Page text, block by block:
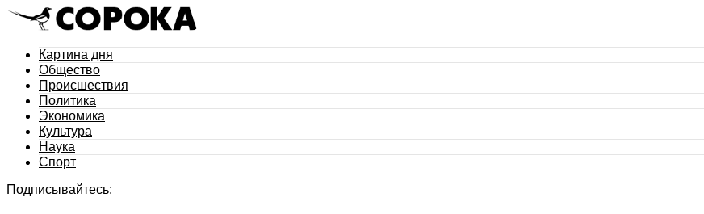
Картина дня
Общество
Происшествия
Политика
Экономика
Культура
Наука
Спорт
Подписывайтесь: